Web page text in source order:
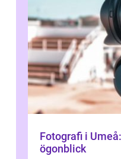
Fotografi i
ögonblick